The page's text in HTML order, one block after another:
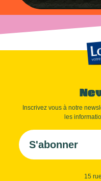
Inscrivez vous à notre
les
S'abonner
15